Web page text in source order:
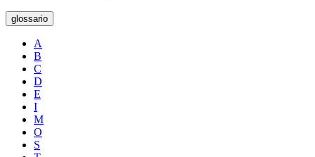
glossario
A
B
C
D
E
I
M
O
S